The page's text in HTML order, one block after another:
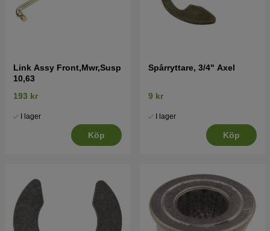
Link Assy Front,Mwr,Susp
10,63
193 kr
I lager
Köp
Spårryttare, 3/4" Axel
9 kr
I lager
Köp